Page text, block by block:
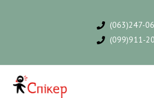
(063)247-
(099)911-